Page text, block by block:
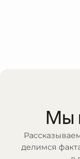
Мы
делимся